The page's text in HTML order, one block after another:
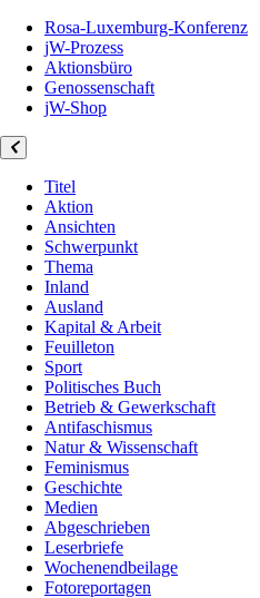
Rosa-Luxemburg-Konferenz
jW-Prozess
Aktionsbüro
Genossenschaft
jW-Shop
Titel
Aktion
Ansichten
Schwerpunkt
Thema
Inland
Ausland
Kapital & Arbeit
Feuilleton
Sport
Politisches Buch
Betrieb & Gewerkschaft
Antifaschismus
Natur & Wissenschaft
Feminismus
Geschichte
Medien
Abgeschrieben
Leserbriefe
Wochenendbeilage
Fotoreportagen